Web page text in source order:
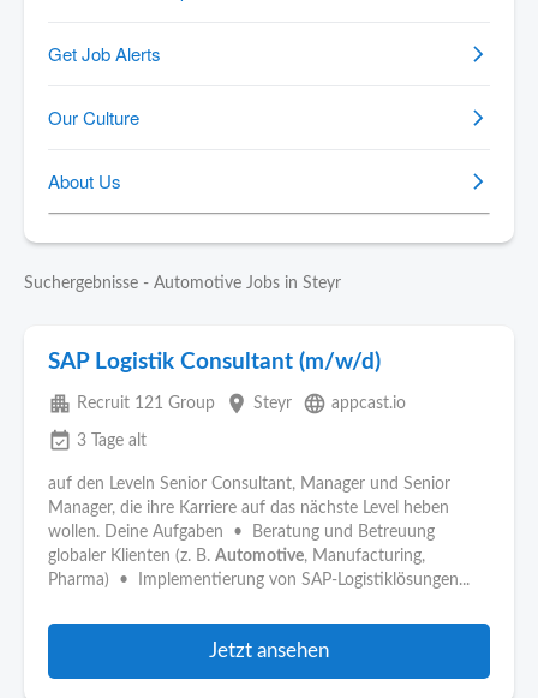
Suchergebnisse - Automotive Jobs in Steyr
SAP Logistik Consultant (m/w/d)
apartment Recruit 121 Group place Steyr language appcast.io
event_available 3 Tage alt
auf den Leveln Senior Consultant, Manager und Senior
Manager, die ihre Karriere auf das nächste Level heben
wollen. Deine Aufgaben • Beratung und Betreuung
globaler Klienten (z. B. Automotive, Manufacturing,
Pharma) • Implementierung von SAP-Logistiklösungen...
Jetzt ansehen